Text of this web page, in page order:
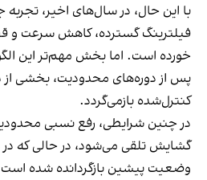
با این حال، در سال‌های اخیر، تجربه
فیلترینگ گسترده، کاهش سرعت
خورده است. اما بخش مهم‌تر این
پس از دوره‌های محدودیت، بخشی
کنترل‌شده بازمی‌گردد.
در چنین شرایطی، رفع نسبی
گشایش تلقی می‌شود، در حالی که
وضعیت پیشین بازگردانده شده